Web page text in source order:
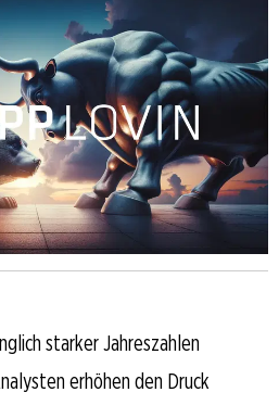
starker Jahreszahlen
erhöhen den Druck